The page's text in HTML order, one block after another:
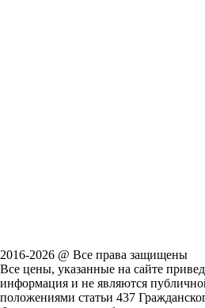
2016-2026 @ Все права защищены
Все цены, указанные на сайте
информация и не являются
положениями статьи 437